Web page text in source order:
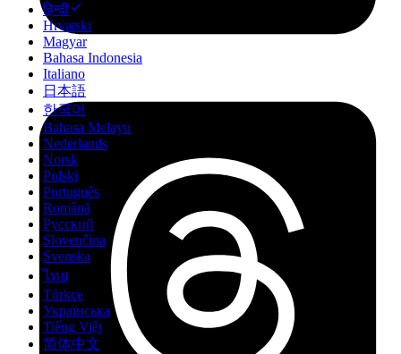
हिन्दी
Hrvatski
Magyar
Bahasa Indonesia
Italiano
日本語
한국어
Bahasa Melayu
Nederlands
Norsk
Polski
Português
Română
Русский
Slovenčina
Svenska
ไทย
Türkçe
Українська
Tiếng Việt
简体中文